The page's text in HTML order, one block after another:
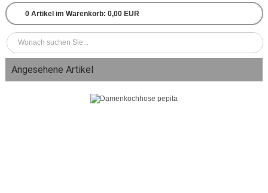
0 Artikel im Warenkorb: 0,00 EUR
Angesehene Artikel